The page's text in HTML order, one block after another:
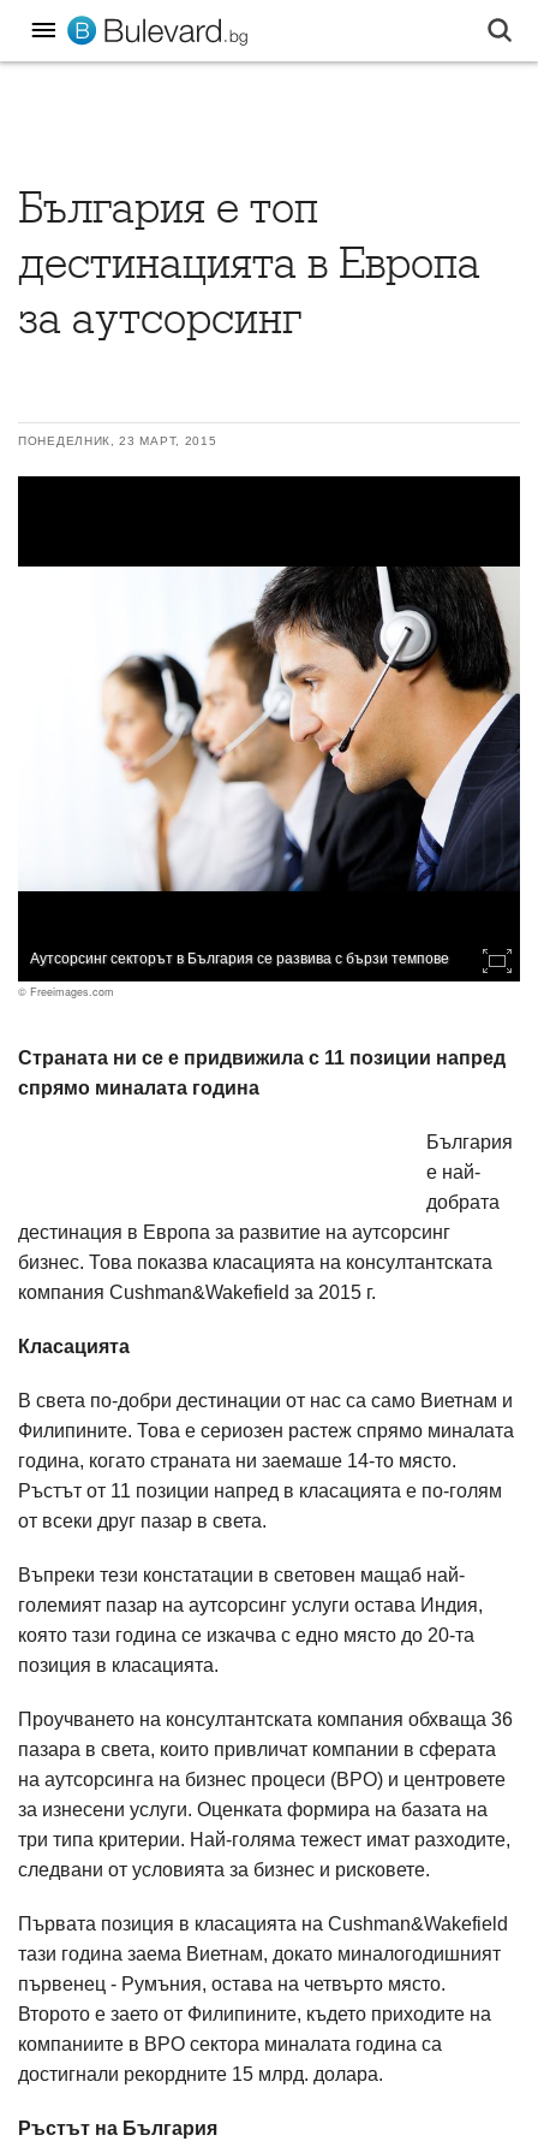
България е топ
дестинацията в Европа
за аутсорсинг
ПОНЕДЕЛНИК, 23 МАРТ, 2015
Аутсорсинг секторът в България се развива с бързи темпове
© Freeimages.com
Страната ни се е придвижила с 11 позиции напред
спрямо миналата година
България
е най-
добрата
дестинация в Европа за развитие на аутсорсинг
бизнес. Това показва класацията на консултантската
компания Cushman&Wakefield за 2015 г.
Класацията
В света по-добри дестинации от нас са само Виетнам и
Филипините. Това е сериозен растеж спрямо миналата
година, когато страната ни заемаше 14-то място.
Ръстът от 11 позиции напред в класацията е по-голям
от всеки друг пазар в света.
Въпреки тези констатации в световен мащаб най-
големият пазар на аутсорсинг услуги остава Индия,
която тази година се изкачва с едно място до 20-та
позиция в класацията.
Проучването на консултантската компания обхваща 36
пазара в света, които привличат компании в сферата
на аутсорсинга на бизнес процеси (BPO) и центровете
за изнесени услуги. Оценката формира на базата на
три типа критерии. Най-голяма тежест имат разходите,
следвани от условията за бизнес и рисковете.
Първата позиция в класацията на Cushman&Wakefield
тази година заема Виетнам, докато миналогодишният
първенец - Румъния, остава на четвърто място.
Второто е заето от Филипините, където приходите на
компаниите в BPO сектора миналата година са
достигнали рекордните 15 млрд. долара.
Ръстът на България